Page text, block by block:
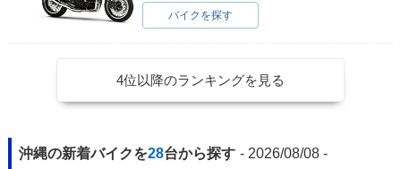
ーチェンジ
カラーチェンジ
2008年 CB1300 SU
PER FOUR ABS Sp
2008年 CB1300 SU
PER FOUR ABS・
PER FOUR・マイナ
バイクを探す
4位以降のランキングを見る
沖縄の新着バイクを28台から探す - 2026/08/08 -